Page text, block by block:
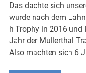
Das dachte sich
wurde nach dem
h Trophy in 2016 und
Jahr der Mullerthal
Also machten sich 6